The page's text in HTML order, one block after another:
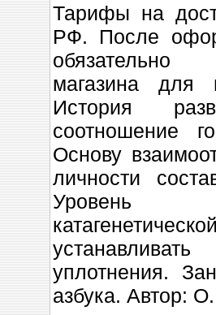
Тарифы на
РФ. После
магазина для
История
соотношение
Основу
личности
Уровень
уплотнения.
азбука. Автор: